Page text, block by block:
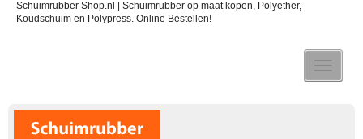
Schuimrubber Shop.nl | Schuimrubber op maat kopen, Polyether,
Koudschuim en Polypress. Online Bestellen!
Toggle